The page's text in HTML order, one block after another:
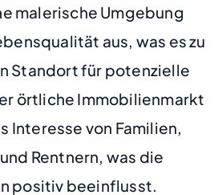
malerische Umgebung
aus, was es zu
Standort für potenzielle
örtliche Immobilienmarkt
Interesse von Familien,
Rentnern, was die
positiv beeinflusst.